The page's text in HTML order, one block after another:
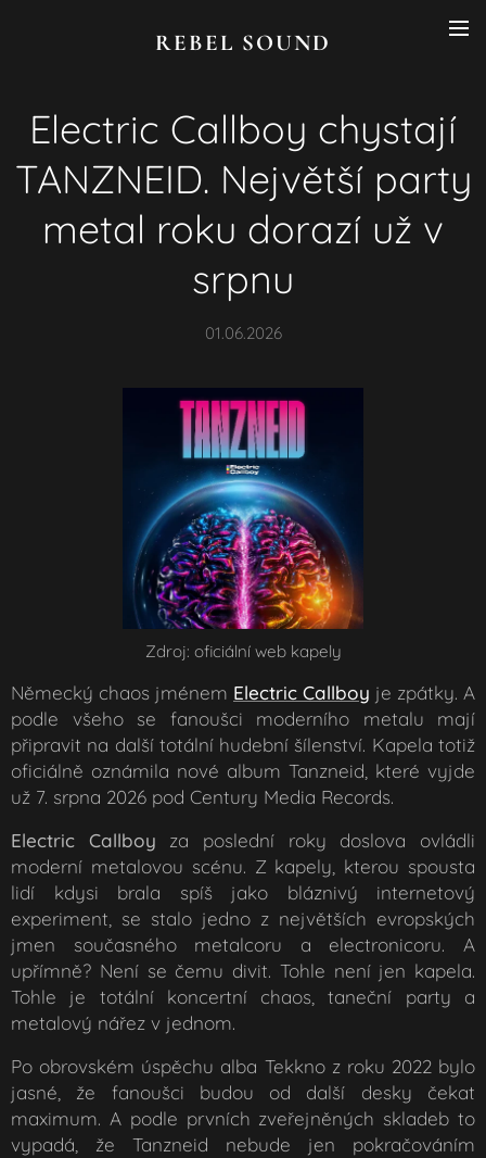
REBEL SOUND
Electric Callboy chystají
TANZNEID. Největší party
metal roku dorazí už v
srpnu
01.06.2026
Zdroj: oficiální web kapely
Německý chaos jménem Electric Callboy je zpátky. A
podle všeho se fanoušci moderního metalu mají
připravit na další totální hudební šílenství. Kapela totiž
oficiálně oznámila nové album Tanzneid, které vyjde
už 7. srpna 2026 pod Century Media Records.
Electric Callboy za poslední roky doslova ovládli
moderní metalovou scénu. Z kapely, kterou spousta
lidí kdysi brala spíš jako bláznivý internetový
experiment, se stalo jedno z největších evropských
jmen současného metalcoru a electronicoru. A
upřímně? Není se čemu divit. Tohle není jen kapela.
Tohle je totální koncertní chaos, taneční party a
metalový nářez v jednom.
Po obrovském úspěchu alba Tekknoz roku 2022 bylo
jasné, že fanoušci budou od další desky čekat
maximum. A podle prvních zveřejněných skladeb to
vypadá, že Tanzneid nebude jen pokračováním